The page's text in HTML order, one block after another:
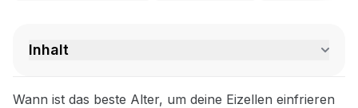
Inhalt
Wann ist das beste Alter, um deine Eizellen einfrieren